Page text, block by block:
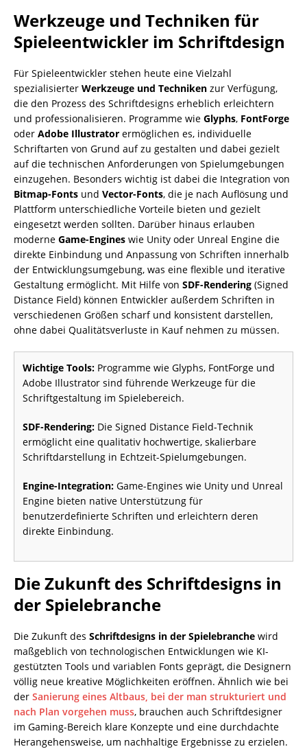
Werkzeuge und Techniken für
Spieleentwickler im Schriftdesign
Für Spieleentwickler stehen heute eine Vielzahl
spezialisierter Werkzeuge und Techniken zur Verfügung,
die den Prozess des Schriftdesigns erheblich erleichtern
und professionalisieren. Programme wie Glyphs, FontForge
oder Adobe Illustrator ermöglichen es, individuelle
Schriftarten von Grund auf zu gestalten und dabei gezielt
auf die technischen Anforderungen von Spielumgebungen
einzugehen. Besonders wichtig ist dabei die Integration von
Bitmap-Fonts und Vector-Fonts, die je nach Auflösung und
Plattform unterschiedliche Vorteile bieten und gezielt
eingesetzt werden sollten. Darüber hinaus erlauben
moderne Game-Engines wie Unity oder Unreal Engine die
direkte Einbindung und Anpassung von Schriften innerhalb
der Entwicklungsumgebung, was eine flexible und iterative
Gestaltung ermöglicht. Mit Hilfe von SDF-Rendering (Signed
Distance Field) können Entwickler außerdem Schriften in
verschiedenen Größen scharf und konsistent darstellen,
ohne dabei Qualitätsverluste in Kauf nehmen zu müssen.
Wichtige Tools: Programme wie Glyphs, FontForge und
Adobe Illustrator sind führende Werkzeuge für die
Schriftgestaltung im Spielebereich.
SDF-Rendering: Die Signed Distance Field-Technik
ermöglicht eine qualitativ hochwertige, skalierbare
Schriftdarstellung in Echtzeit-Spielumgebungen.
Engine-Integration: Game-Engines wie Unity und Unreal
Engine bieten native Unterstützung für
benutzerdefinierte Schriften und erleichtern deren
direkte Einbindung.
Die Zukunft des Schriftdesigns in
der Spielebranche
Die Zukunft des Schriftdesigns in der Spielebranche wird
maßgeblich von technologischen Entwicklungen wie KI-
gestützten Tools und variablen Fonts geprägt, die Designern
völlig neue kreative Möglichkeiten eröffnen. Ähnlich wie bei
der Sanierung eines Altbaus, bei der man strukturiert und
nach Plan vorgehen muss, brauchen auch Schriftdesigner
im Gaming-Bereich klare Konzepte und eine durchdachte
Herangehensweise, um nachhaltige Ergebnisse zu erzielen.